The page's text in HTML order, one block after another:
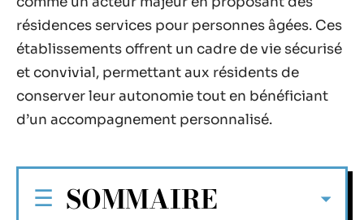
résidences services pour personnes âgées. Ces
établissements offrent un cadre de vie sécurisé
et convivial, permettant aux résidents de
conserver leur autonomie tout en bénéficiant
d’un accompagnement personnalisé.
SOMMAIRE